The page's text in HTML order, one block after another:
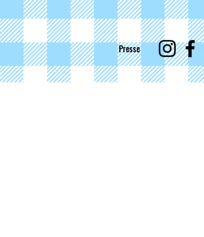
Presse